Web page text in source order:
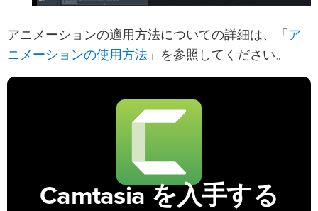
アニメーションの適用方法についての詳細は、「 ア
ニメーションの使用方法 」を参照してください。
Camtasia を入手する